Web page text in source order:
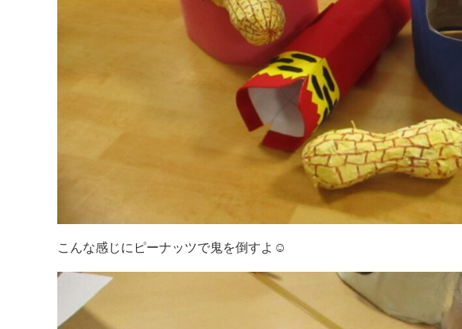
こんな感じにピーナッツで鬼を倒すよ☺